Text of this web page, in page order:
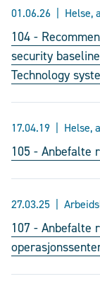
01.06.26 Helse,
104 -
security
Technology
17.04.19 Helse,
105 - Anbefalte
27.03.25
107 - Anbefalte